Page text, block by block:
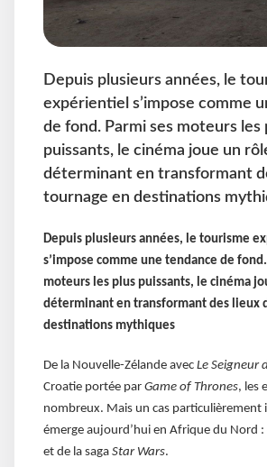
Depuis plusieurs années, le
expérientiel s’impose comme
de fond. Parmi ses moteurs les
puissants, le cinéma joue un
déterminant en transformant
tournage en destinations
Depuis plusieurs années, le tourisme
s’impose comme une tendance de
moteurs les plus puissants, le cinéma
déterminant en transformant des lieux
destinations mythiques
De la Nouvelle-Zélande avec Le Seigneur
Croatie portée par Game of Thrones, les
nombreux. Mais un cas particulièrement
émerge aujourd’hui en Afrique du Nord :
et de la saga Star Wars.